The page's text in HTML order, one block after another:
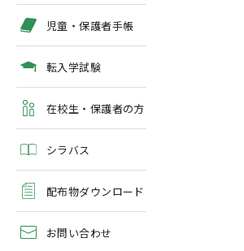
施設紹介
アクセスマップ
よくある質問
入学検査
入学検査関係行事等の呼
びかけ
学校案内・資料請求
７月・８月の行事予定
児童・保護者手帳
転入学試験
在校生・保護者の方
シラバス
配布物ダウンロード
お問い合わせ